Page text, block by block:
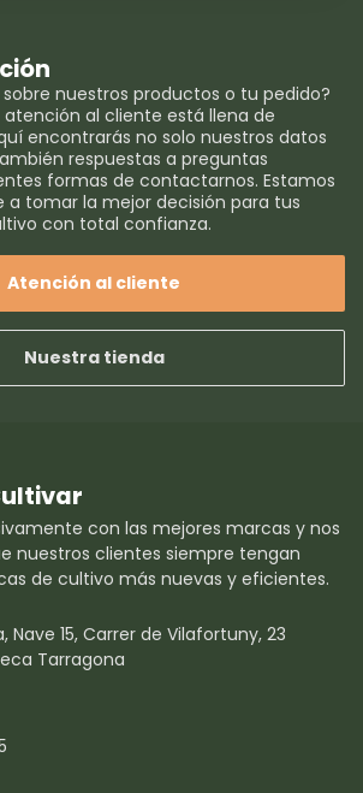
nuestros productos o tu pedido?
atención al cliente está llena de
encontrarás no solo nuestros datos
respuestas a preguntas
formas de contactarnos. Estamos
a tomar la mejor decisión para tus
con total confianza.
Atención al cliente
Nuestra tienda
con las mejores marcas y nos
nuestros clientes siempre tengan
de cultivo más nuevas y eficientes.
Nave 15, Carrer de Vilafortuny, 23
Tarragona